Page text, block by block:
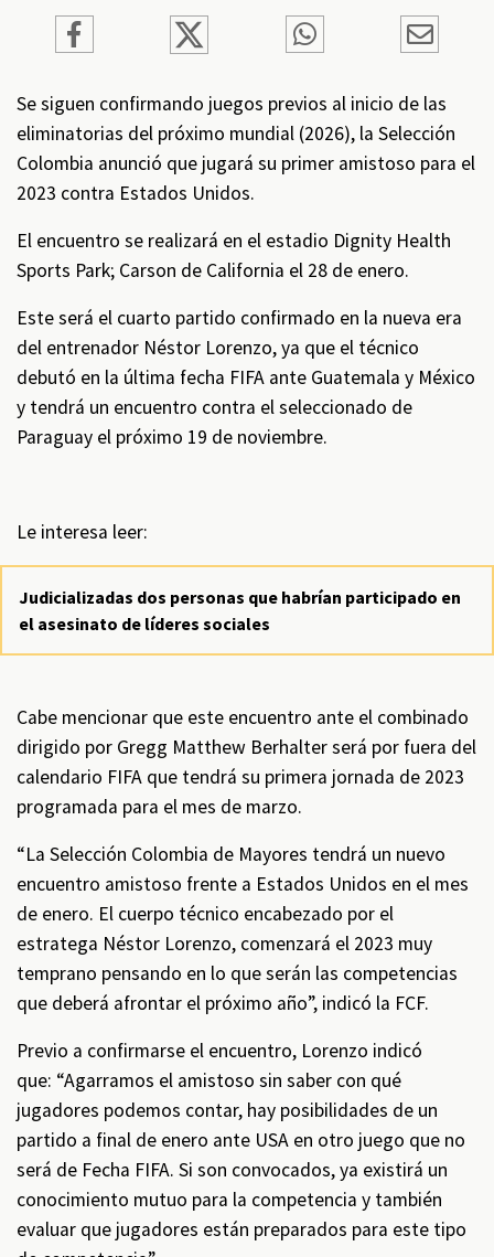
Se siguen confirmando juegos previos al inicio de las
eliminatorias del próximo mundial (2026), la Selección
Colombia anunció que jugará su primer amistoso para el
2023 contra Estados Unidos.
El encuentro se realizará en el estadio Dignity Health
Sports Park; Carson de California el 28 de enero.
Este será el cuarto partido confirmado en la nueva era
del entrenador Néstor Lorenzo, ya que el técnico
debutó en la última fecha FIFA ante Guatemala y México
y tendrá un encuentro contra el seleccionado de
Paraguay el próximo 19 de noviembre.
Le interesa leer:
Judicializadas dos personas que habrían participado en
el asesinato de líderes sociales
Cabe mencionar que este encuentro ante el combinado
dirigido por Gregg Matthew Berhalter será por fuera del
calendario FIFA que tendrá su primera jornada de 2023
programada para el mes de marzo.
“La Selección Colombia de Mayores tendrá un nuevo
encuentro amistoso frente a Estados Unidos en el mes
de enero. El cuerpo técnico encabezado por el
estratega Néstor Lorenzo, comenzará el 2023 muy
temprano pensando en lo que serán las competencias
que deberá afrontar el próximo año”, indicó la FCF.
Previo a confirmarse el encuentro, Lorenzo indicó
que: “Agarramos el amistoso sin saber con qué
jugadores podemos contar, hay posibilidades de un
partido a final de enero ante USA en otro juego que no
será de Fecha FIFA. Si son convocados, ya existirá un
conocimiento mutuo para la competencia y también
evaluar que jugadores están preparados para este tipo